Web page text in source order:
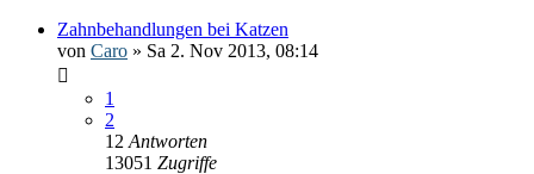
Zahnbehandlungen bei Katzen
von Caro » Sa 2. Nov 2013, 08:14
1
2
12 Antworten
13051 Zugriffe